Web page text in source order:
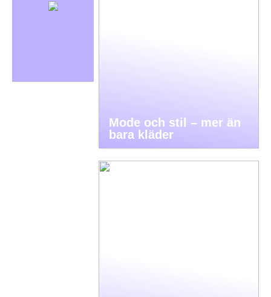
Mode och stil – mer än
bara kläder